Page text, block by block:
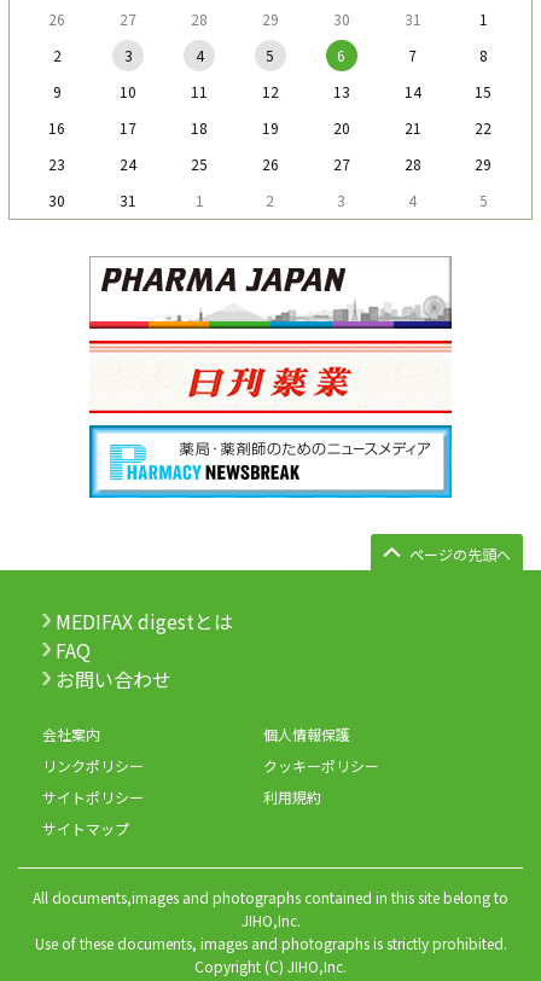
26 27 28 29 30 31
1
2
3 4 5 6 7
8
9
10 11 12 13 14
15
16
17 18 19 20 21
22
23
24 25 26 27 28
29
30
31 1 2 3 4 5
ページの先頭へ
MEDIFAX digestとは
FAQ
お問い合わせ
会社案内
個人情報保護
リンクポリシー
クッキーポリシー
サイトポリシー
利用規約
サイトマップ
All documents,images and photographs contained in this site belong to
JIHO,Inc.
Use of these documents, images and photographs is strictly prohibited.
Copyright (C) JIHO,Inc.